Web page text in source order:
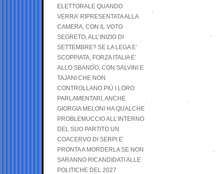
ELETTORALE QUANDO
VERRA’ RIPRESENTATA ALLA
CAMERA, CON IL VOTO
SEGRETO, ALL’INIZIO DI
SETTEMBRE? SE LA LEGA E’
SCOPPIATA, FORZA ITALIA E’
ALLO SBANDO, CON SALVINI E
TAJANI CHE NON
CONTROLLANO PIÙ I LORO
PARLAMENTARI, ANCHE
GIORGIA MELONI HA QUALCHE
PROBLEMUCCIO ALL’INTERNO
DEL SUO PARTITO UN
COACERVO DI SERPI E’
PRONTA A MORDERLA SE NON
SARANNO RICANDIDATI ALLE
POLITICHE DEL 2027